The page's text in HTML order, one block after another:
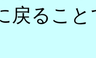
戻るこ